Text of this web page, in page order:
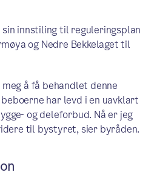
innstiling til reguleringsplan
og Nedre Bekkelaget til
å få behandlet denne
har levd i en uavklart
og deleforbud. Nå er jeg
til bystyret, sier byråden.